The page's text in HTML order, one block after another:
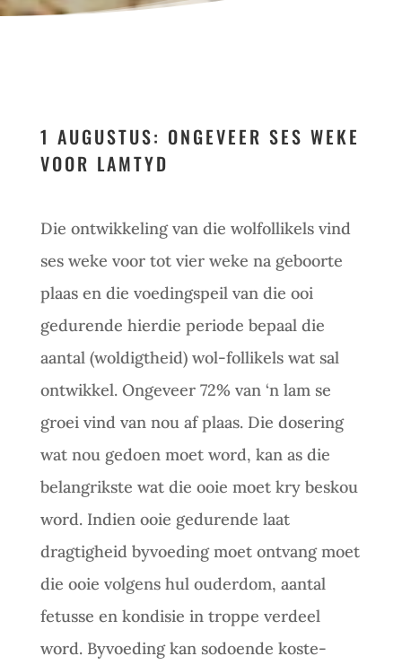
1 AUGUSTUS: ONGEVEER SES WEKE
VOOR LAMTYD
Die ontwikkeling van die wolfollikels vind
ses weke voor tot vier weke na geboorte
plaas en die voedingspeil van die ooi
gedurende hierdie periode bepaal die
aantal (woldigtheid) wol-follikels wat sal
ontwikkel. Ongeveer 72% van ‘n lam se
groei vind van nou af plaas. Die dosering
wat nou gedoen moet word, kan as die
belangrikste wat die ooie moet kry beskou
word. Indien ooie gedurende laat
dragtigheid byvoeding moet ontvang moet
die ooie volgens hul ouderdom, aantal
fetusse en kondisie in troppe verdeel
word. Byvoeding kan sodoende koste-